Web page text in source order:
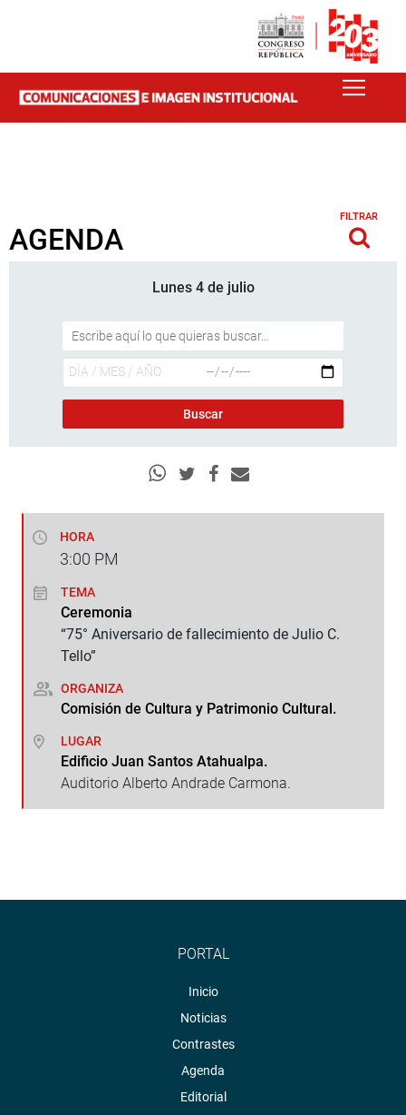
AGENDA
FILTRAR
Lunes 4 de julio
HORA
3:00 PM
TEMA
Ceremonia
“75° Aniversario de fallecimiento de Julio C.
Tello”
ORGANIZA
Comisión de Cultura y Patrimonio Cultural.
LUGAR
Edificio Juan Santos Atahualpa.
Auditorio Alberto Andrade Carmona.
PORTAL
Inicio
Noticias
Contrastes
Agenda
Editorial